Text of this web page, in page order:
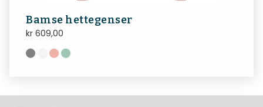
Bamse hettegenser
kr 609,00